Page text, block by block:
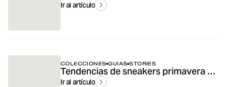
Ir al artículo
COLECCIONES GUÍAS STORIES
Tendencias de sneakers primavera & verano
Ir al artículo